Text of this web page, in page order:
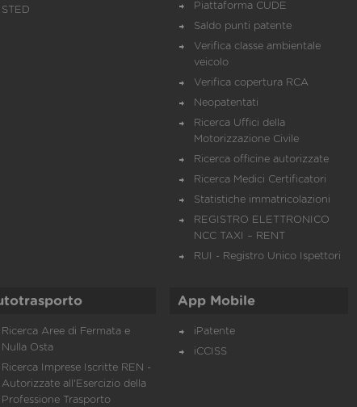
STED
Piattaforma CUDE
Saldo punti patente
Verifica classe ambientale
veicolo
Verifica copertura RCA
Neopatentati
Ricerca Uffici della
Motorizzazione Civile
Ricerca officine autorizzate
Ricerca Medici Certificatori
Statistiche immatricolazioni
REGISTRO ELETTRONICO
NCC TAXI – RENT
RUI - Registro Unico Ispettori
Ricerca Aree di Fermata e
Nulla Osta
Ricerca Imprese Iscritte REN -
Autorizzate all'Esercizio della
Professione Trasporto
App Mobile
iPatente
iCCISS